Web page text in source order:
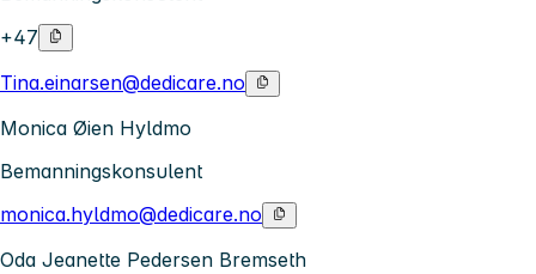
+47
Tina.einarsen@dedicare.no
Monica Øien Hyldmo
Bemanningskonsulent
monica.hyldmo@dedicare.no
Oda Jeanette Pedersen Bremseth